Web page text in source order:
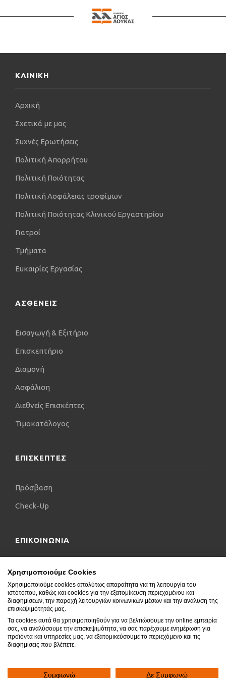
ΚΛΙΝΙΚΗ
Αρχική
Σχετικά με μας
Συχνές Ερωτήσεις
Πολιτική Απορρήτου
Πολιτική Ποιότητας
Πολιτική Ασφάλειας τροφίμων
Πολιτική Ποιότητας Κλινικού Εργαστηρίου
Γιατροί
Τμήματα
Ευκαιρίες Εργασίας
ΑΣΘΕΝΕΙΣ
Εισαγωγή & Εξιτήριο
Επισκεπτήριο
Διαμονή
Ασφάλιση
Διεθνείς Επισκέπτες
Τιμοκατάλογος
ΕΠΙΣΚΕΠΤΕΣ
Πρόσβαση
Check-Up
ΕΠΙΚΟΙΝΩΝΙΑ
Επικοινωνήστε μαζί μας
Δήλωση Προσβασιμότητας
Συχνές Ερωτήσεις
Blog
Χρησιμοποιούμε Cookies
Χρησιμοποιούμε cookies απολύτως απαραίτητα για τη λειτουργία του
ιστότοπου, καθώς και cookies για την εξατομίκευση περιεχομένου και
διαφημίσεων, την παροχή λειτουργιών κοινωνικών μέσων και την ανάλυση της
επισκεψιμότητάς μας.
Τα cookies αυτά θα χρησιμοποιηθούν για να βελτιώσουμε την online εμπειρία
σας, να αναλύσουμε την επισκεψιμότητα, να σας παρέχουμε ενημέρωση για
προϊόντα και υπηρεσίες μας, να εξατομικεύσουμε το περιεχόμενο και τις
διαφημίσεις που βλέπετε.
Συμφωνώ Δε Συμφωνώ